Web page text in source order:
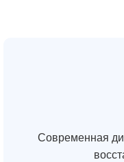
Современная